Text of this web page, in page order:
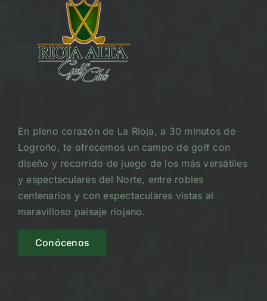
En pleno corazón de La Rioja, a 30 minutos de
Logroño, te ofrecemos un campo de golf con
diseño y recorrido de juego de los más versátiles
y espectaculares del Norte, entre robles
centenarios y con espectaculares vistas al
maravilloso paisaje riojano.
Conócenos